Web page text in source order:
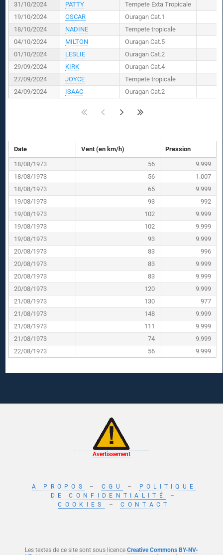
31/10/2024
PATTY
Tempete Exta Tropicale
19/10/2024
OSCAR
Ouragan Cat.1
18/10/2024
NADINE
Tempete tropicale
04/10/2024
MILTON
Ouragan Cat.5
01/10/2024
LESLIE
Ouragan Cat.2
29/09/2024
KIRK
Ouragan Cat.4
27/09/2024
JOYCE
Tempete tropicale
24/09/2024
ISAAC Ouragan Cat.2
Date Vent (en km/h)
Pression
18/08/1973
56
9.999
18/08/1973
56
1.007
18/08/1973
65
9.999
19/08/1973
93
992
19/08/1973
102
9.999
19/08/1973
102
9.999
19/08/1973
93
9.999
20/08/1973
83
996
20/08/1973
83
9.999
20/08/1973
83
9.999
20/08/1973
120
9.999
21/08/1973
130
977
21/08/1973
148
9.999
21/08/1973
111
9.999
21/08/1973
74
9.999
22/08/1973
56 9.999
Avertissement
A PROPOS – CGU –
POLITIQUE
DE CONFIDENTIALITÉ
–
COOKIES
–CONTACT
Les textes de ce site sont sous licence Creative Commons BY-NV-